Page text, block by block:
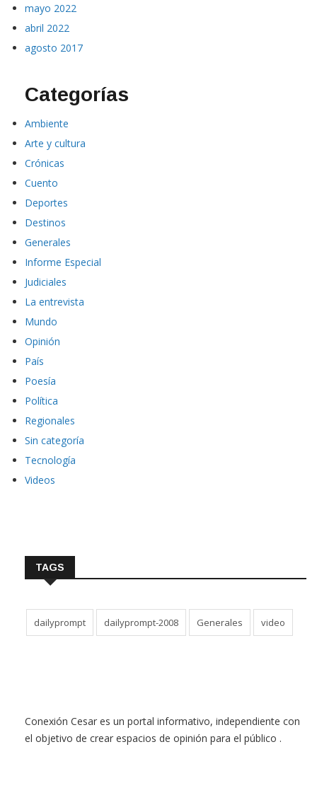
mayo 2022
abril 2022
agosto 2017
Categorías
Ambiente
Arte y cultura
Crónicas
Cuento
Deportes
Destinos
Generales
Informe Especial
Judiciales
La entrevista
Mundo
Opinión
País
Poesía
Política
Regionales
Sin categoría
Tecnología
Videos
TAGS
dailyprompt dailyprompt-2008 Generales video
Conexión Cesar es un portal informativo, independiente con
el objetivo de crear espacios de opinión para el público .